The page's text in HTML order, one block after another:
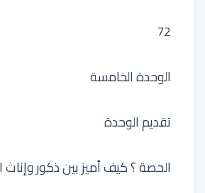
72
الوحدة الخامسة
تقديم الوحدة
الحصة ؟ كيف أميز بين ذكور وإناث